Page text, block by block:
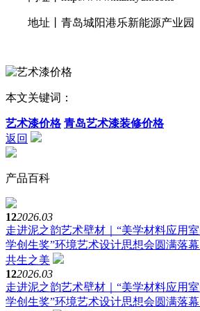
地址丨青岛城阳港乐新能源产业园
本文关键词：
艺术漆价格 青岛艺术漆装修价格
返回
产品百科
122026.03
走进泥之韵艺术壁材｜“美学材料应用
学创生奖”环境艺术设计思想会圆满落
共生之美
122026.03
走进泥之韵艺术壁材｜“美学材料应用
学创生奖”环境艺术设计思想会圆满落